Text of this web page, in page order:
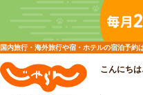
国内旅行・海外旅行や宿・ホテルの宿泊予
こんにち